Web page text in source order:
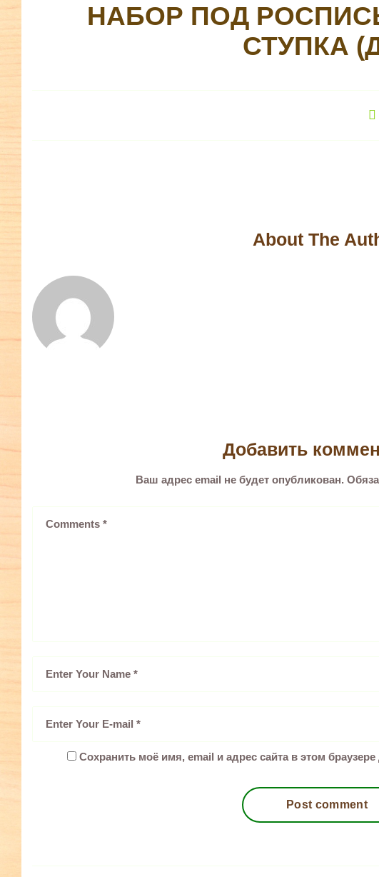
НАБОР ПОД
СТУПКА
About The
Добавить
Ваш адрес email не будет опубликован.
Сохранить моё имя, email и адрес сайта в этом